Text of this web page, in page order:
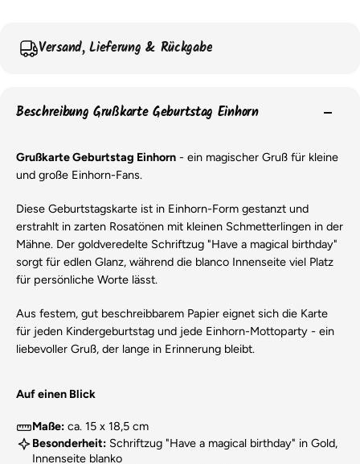
Versand, Lieferung & Rückgabe
Beschreibung Grußkarte Geburtstag Einhorn
Grußkarte Geburtstag Einhorn - ein magischer Gruß für kleine
und große Einhorn-Fans.
Diese Geburtstagskarte ist in Einhorn-Form gestanzt und
erstrahlt in zarten Rosatönen mit kleinen Schmetterlingen in der
Mähne. Der goldveredelte Schriftzug "Have a magical birthday"
sorgt für edlen Glanz, während die blanco Innenseite viel Platz
für persönliche Worte lässt.
Aus festem, gut beschreibbarem Papier eignet sich die Karte
für jeden Kindergeburtstag und jede Einhorn-Mottoparty - ein
liebevoller Gruß, der lange in Erinnerung bleibt.
Auf einen Blick
Maße: ca. 15 x 18,5 cm
Besonderheit: Schriftzug "Have a magical birthday" in Gold,
Innenseite blanko